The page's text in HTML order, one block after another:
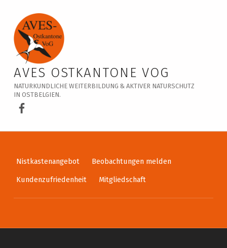
Veranstaltungskalender – AVES Ostkantone VoG
AVES OSTKANTONE VOG
NATURKUNDLICHE WEITERBILDUNG & AKTIVER NATURSCHUTZ
IN OSTBELGIEN.
AVES Ostkantone bei Facebook
Nistkastenangebot
Beobachtungen melden
Kundenzufriedenheit
Mitgliedschaft